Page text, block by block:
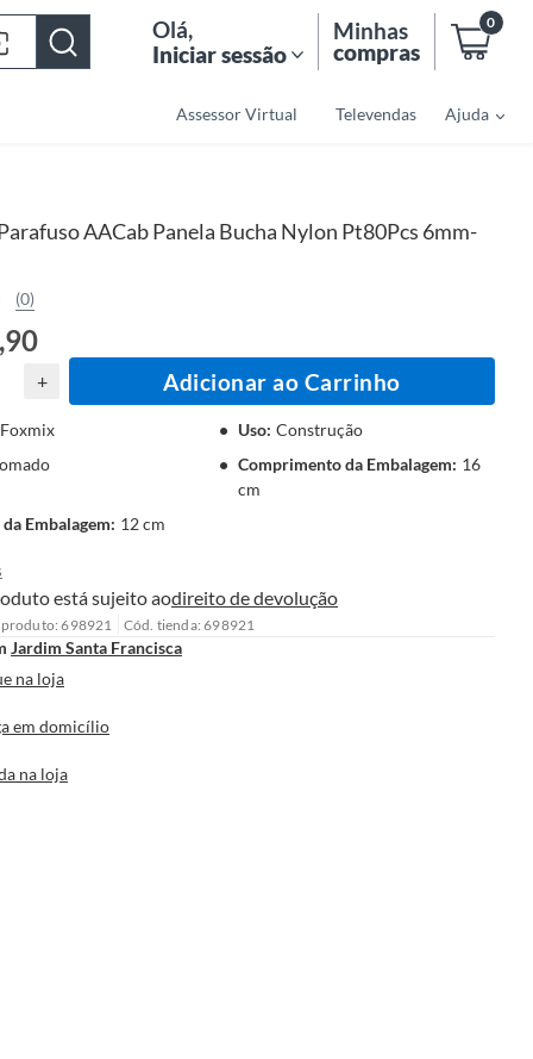
Olá,
Iniciar sessão
Minhas
compras
0
Assessor Virtual Televendas Ajuda
AACab Panela Bucha Nylon Pt80Pcs 6mm-
(0)
+ Adicionar ao Carrinho
Foxmix Uso: Construção
Comprimento da Embalagem: 16
cm
Embalagem: 12 cm
está sujeito aodireito de devolução
698921 Cód. tienda: 698921
Jardim Santa Francisca
na loja
em domicílio
na loja